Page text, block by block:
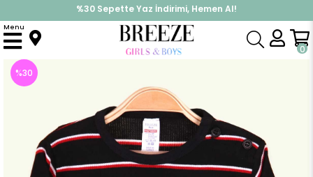
%30 Sepette Yaz İndirimi, Hemen Al!
İndirimlere ek %10 İndirimi Kap, Hemen Üye Ol!
0
Menu
Anasayfa Üst Giyim Uzun Kollu Tişört Erkek Bebek Uzun Kollu Tişört Patlı Çizgili Siyah (2 Yaş)
%30